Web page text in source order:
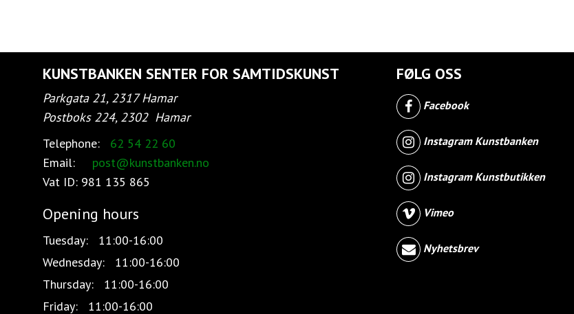
KUNSTBANKEN SENTER FOR SAMTIDSKUNST
Parkgata 21, 2317 Hamar
Postboks 224, 2302 Hamar
Telephone:
62 54 22 60
Email:
post@kunstbanken.no
Vat ID: 981 135 865
Opening hours
Tuesday:
11:00-16:00
Wednesday:
11:00-16:00
Thursday:
11:00-16:00
Friday:
11:00-16:00
FØLG OSS
Facebook
Instagram Kunstbanken
Instagram Kunstbutikken
Vimeo
Nyhetsbrev